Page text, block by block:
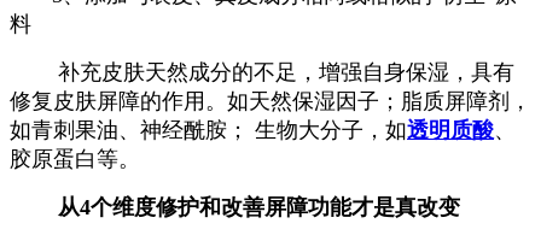
料
补充皮肤天然成分的不足，增强自身保湿，具有
修复皮肤屏障的作用。如天然保湿因子；脂质屏障剂，
如青刺果油、神经酰胺； 生物大分子，如透明质酸、
胶原蛋白等。
从4个维度修护和改善屏障功能才是真改变